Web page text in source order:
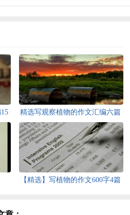
精选写观察植物的作文汇编六篇
【精选】写植物的作文600字4篇